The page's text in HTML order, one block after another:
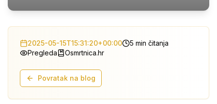
2025-05-15T15:31:20+00:00
5 min čitanja
Pregleda
Osmrtnica.hr
Povratak na blog